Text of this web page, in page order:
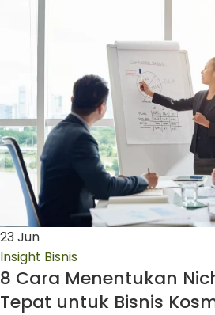
23 Jun
Insight Bisnis
8 Cara Menentukan
Tepat untuk Bisnis